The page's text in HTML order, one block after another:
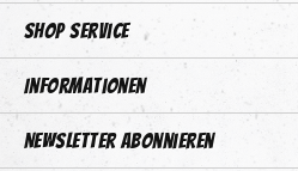
Shop Service
Informationen
Newsletter abonnieren